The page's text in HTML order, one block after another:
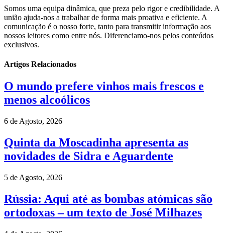
Somos uma equipa dinâmica, que preza pelo rigor e credibilidade. A
união ajuda-nos a trabalhar de forma mais proativa e eficiente. A
comunicação é o nosso forte, tanto para transmitir informação aos
nossos leitores como entre nós. Diferenciamo-nos pelos conteúdos
exclusivos.
Artigos Relacionados
O mundo prefere vinhos mais frescos e
menos alcoólicos
6 de Agosto, 2026
Quinta da Moscadinha apresenta as
novidades de Sidra e Aguardente
5 de Agosto, 2026
Rússia: Aqui até as bombas atómicas são
ortodoxas – um texto de José Milhazes